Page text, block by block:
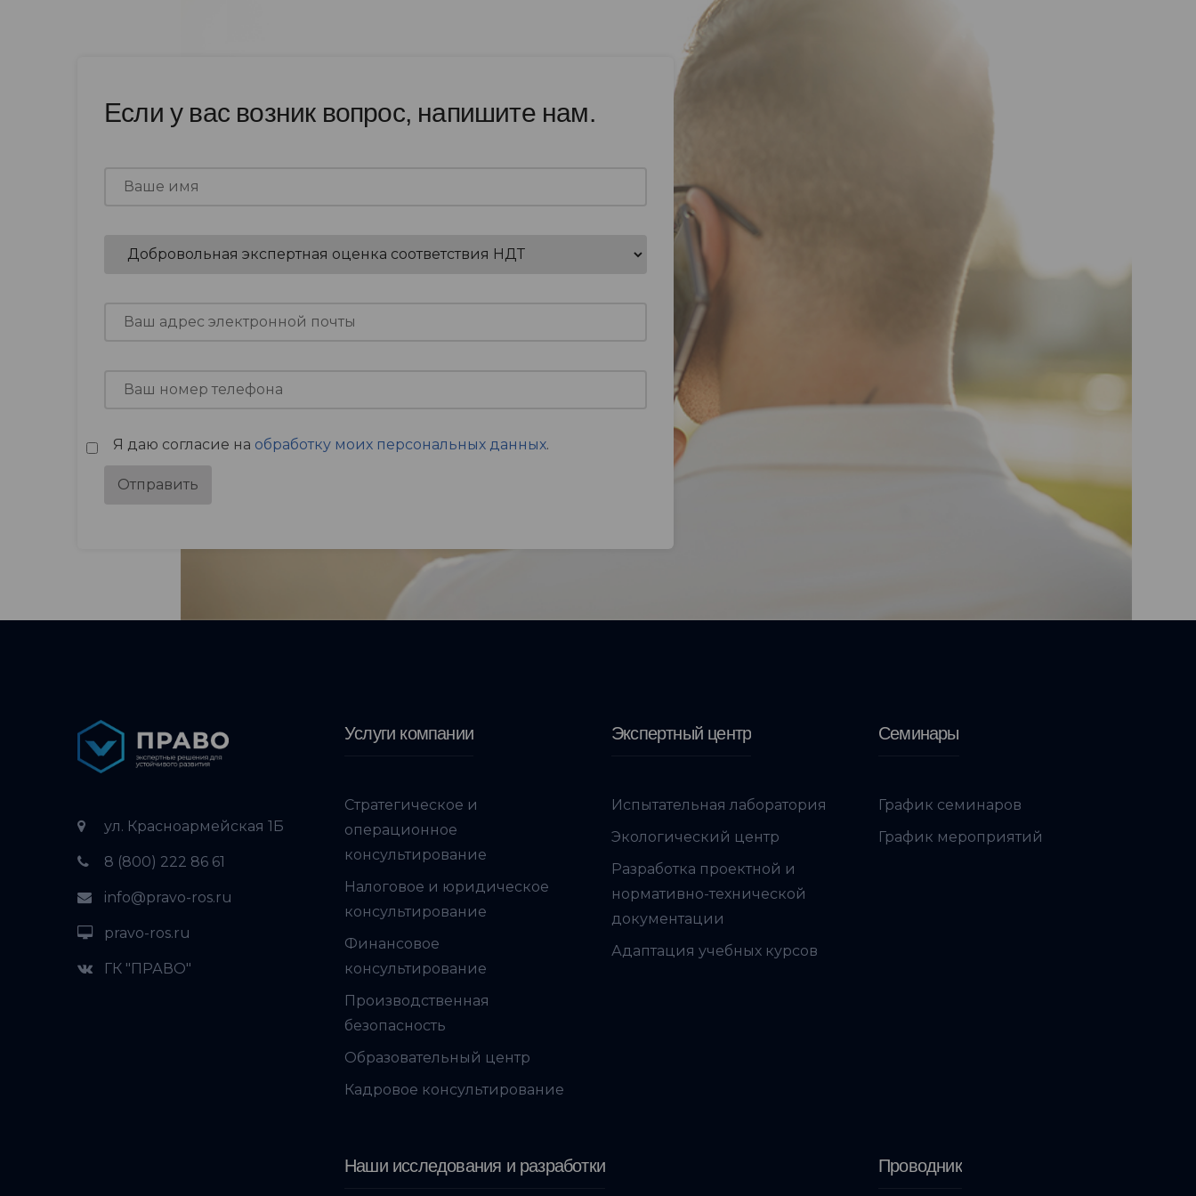
Если у вас возник вопрос, напишите нам.
Я даю согласие на обработку моих персональных данных.
Отправить
ул. Красноармейская 1Б
8 (800) 222 86 61
info@pravo-ros.ru
pravo-ros.ru
ГК "ПРАВО"
Услуги компании
Стратегическое и
операционное
консультирование
Налоговое и юридическое
консультирование
Финансовое
консультирование
Производственная
безопасность
Образовательный центр
Кадровое консультирование
Экспертный центр
Испытательная лаборатория
Экологический центр
Разработка проектной и
нормативно-технической
документации
Адаптация учебных курсов
Семинары
График семинаров
График мероприятий
Наши исследования и разработки Проводник